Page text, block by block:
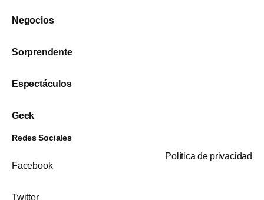
Negocios
Sorprendente
Espectáculos
Geek
Redes Sociales
Facebook
Twitter
Política de privacidad